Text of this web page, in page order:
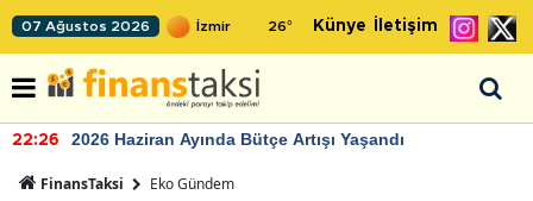
07 Ağustos 2026 26° Künye İletişim
22:26 2026 Haziran Ayında Bütçe Artışı Yaşandı
FinansTaksi Eko Gündem